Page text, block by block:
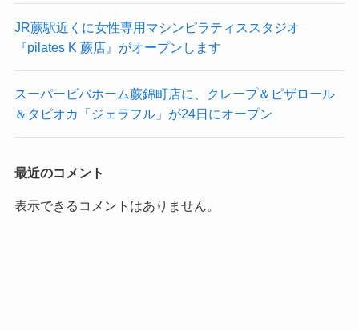
JR蕨駅近くに女性専用マシンピラティススタジオ
『pilates K 蕨店』がオープンします
スーパービバホーム蕨錦町店に、クレープ＆ピザロール
＆タピオカ「ジェラフル」が24日にオープン
最近のコメント
表示できるコメントはありません。